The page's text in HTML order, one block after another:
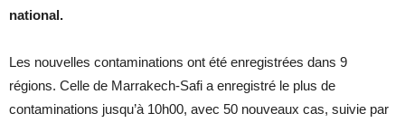
national.
Les nouvelles contaminations ont été enregistrées dans 9
régions. Celle de Marrakech-Safi a enregistré le plus de
contaminations jusqu’à 10h00, avec 50 nouveaux cas, suivie par